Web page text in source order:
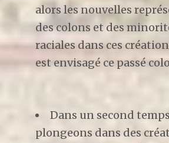
alors les nouvelles
des colons et des
raciales dans ces
est envisagé ce passé
Dans un second
plongeons dans des